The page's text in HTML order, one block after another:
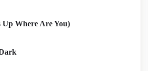
Up Where Are You)